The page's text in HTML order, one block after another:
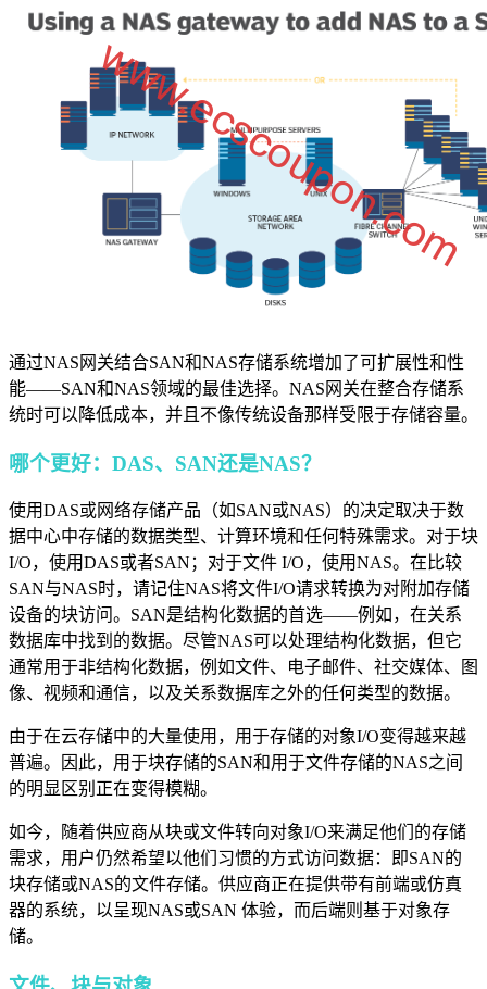
通过NAS网关结合SAN和NAS存储系统增加了可扩展性和性
能——SAN和NAS领域的最佳选择。NAS网关在整合存储系
统时可以降低成本，并且不像传统设备那样受限于存储容量。
哪个更好：DAS、SAN还是NAS？
使用DAS或网络存储产品（如SAN或NAS）的决定取决于数
据中心中存储的数据类型、计算环境和任何特殊需求。对于块
I/O，使用DAS或者SAN；对于文件 I/O，使用NAS。在比较
SAN与NAS时，请记住NAS将文件I/O请求转换为对附加存储
设备的块访问。SAN是结构化数据的首选——例如，在关系
数据库中找到的数据。尽管NAS可以处理结构化数据，但它
通常用于非结构化数据，例如文件、电子邮件、社交媒体、图
像、视频和通信，以及关系数据库之外的任何类型的数据。
由于在云存储中的大量使用，用于存储的对象I/O变得越来越
普遍。因此，用于块存储的SAN和用于文件存储的NAS之间
的明显区别正在变得模糊。
如今，随着供应商从块或文件转向对象I/O来满足他们的存储
需求，用户仍然希望以他们习惯的方式访问数据：即SAN的
块存储或NAS的文件存储。供应商正在提供带有前端或仿真
器的系统，以呈现NAS或SAN 体验，而后端则基于对象存
储。